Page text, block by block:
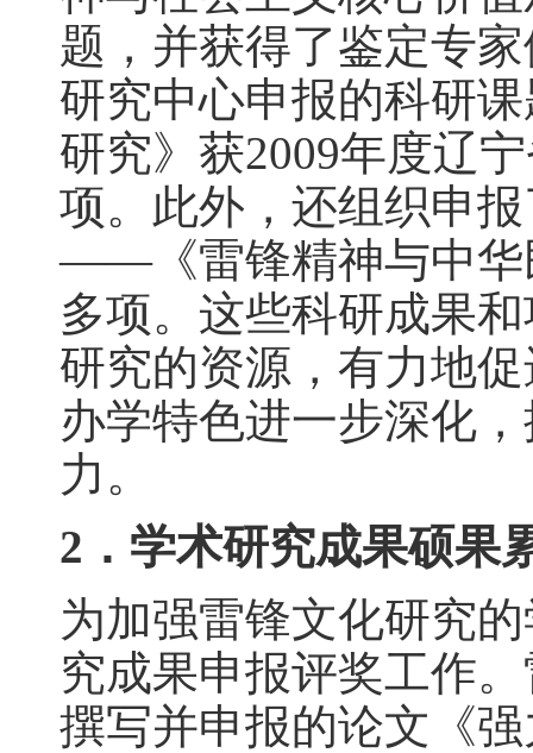
题，并获得了鉴定专
研究中心申报的科研
研究》获2009年度辽
项。此外，还组织申
——《雷锋精神与中华
多项。这些科研成果
研究的资源，有力地
办学特色进一步深化
力。
2．学术研究成果硕果
为加强雷锋文化研究
究成果申报评奖工作
撰写并申报的论文《